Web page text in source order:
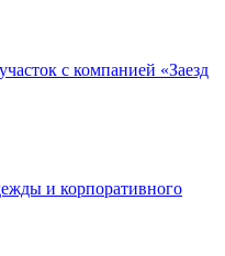
с компанией «Заезд
и корпоративного